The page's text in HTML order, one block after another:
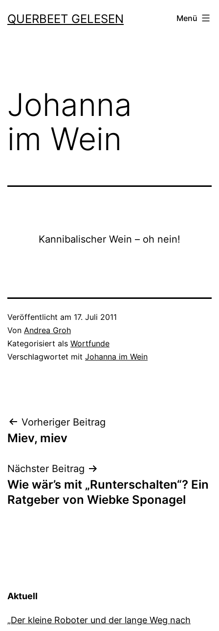
Inhalt
QUERBEET GELESEN Menü
Johanna
im Wein
Kannibalischer Wein – oh nein!
Veröffentlicht am 17. Juli 2011
Von Andrea Groh
Kategorisiert als Wortfunde
Verschlagwortet mit Johanna im Wein
Beitragsnavigation
Vorheriger Beitrag
Miev, miev
Nächster Beitrag
Wie wär’s mit „Runterschalten“? Ein
Ratgeber von Wiebke Sponagel
Aktuell
„Der kleine Roboter und der lange Weg nach